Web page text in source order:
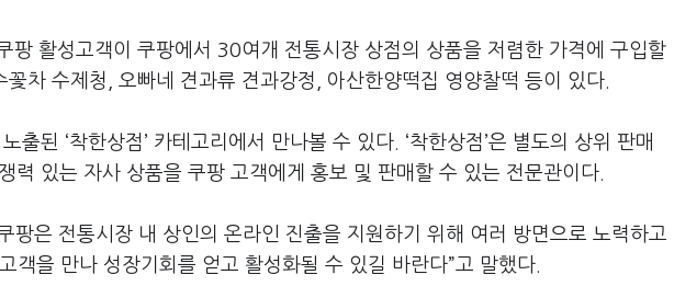
팡 활성고객이 쿠팡에서 30여개 전통시장 상점의 상품을 저렴한 가격에 구입할
차 수제청, 오빠네 견과류 견과강정, 아산한양떡집 영양찰떡 등이 있다.
출된 ‘착한상점’ 카테고리에서 만나볼 수 있다. ‘착한상점’은 별도의 상위 판매
력 있는 자사 상품을 쿠팡 고객에게 홍보 및 판매할 수 있는 전문관이다.
팡은 전통시장 내 상인의 온라인 진출을 지원하기 위해 여러 방면으로 노력하고
객을 만나 성장기회를 얻고 활성화될 수 있길 바란다”고 말했다.